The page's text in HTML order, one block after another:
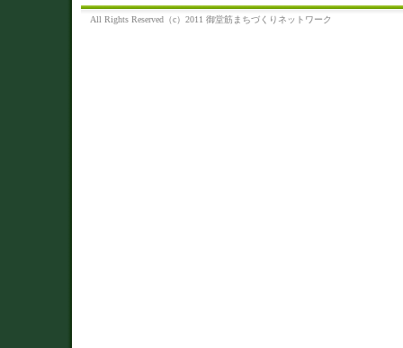
All Rights Reserved（c）2011 御堂筋まちづくりネットワーク